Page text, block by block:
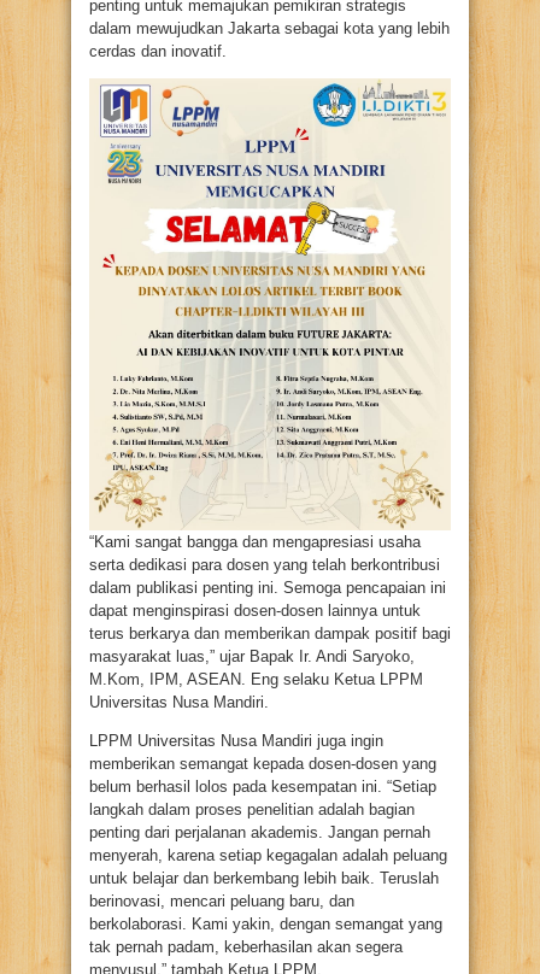
penting untuk memajukan pemikiran strategis
dalam mewujudkan Jakarta sebagai kota yang lebih
cerdas dan inovatif.
“Kami sangat bangga dan mengapresiasi usaha
serta dedikasi para dosen yang telah berkontribusi
dalam publikasi penting ini. Semoga pencapaian ini
dapat menginspirasi dosen-dosen lainnya untuk
terus berkarya dan memberikan dampak positif bagi
masyarakat luas,” ujar Bapak Ir. Andi Saryoko,
M.Kom, IPM, ASEAN. Eng selaku Ketua LPPM
Universitas Nusa Mandiri.
LPPM Universitas Nusa Mandiri juga ingin
memberikan semangat kepada dosen-dosen yang
belum berhasil lolos pada kesempatan ini. “Setiap
langkah dalam proses penelitian adalah bagian
penting dari perjalanan akademis. Jangan pernah
menyerah, karena setiap kegagalan adalah peluang
untuk belajar dan berkembang lebih baik. Teruslah
berinovasi, mencari peluang baru, dan
berkolaborasi. Kami yakin, dengan semangat yang
tak pernah padam, keberhasilan akan segera
menyusul,” tambah Ketua LPPM.